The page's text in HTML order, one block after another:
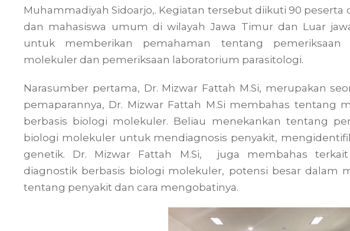
Muhammadiyah Sidoarjo,. Kegiatan tersebut diikuti 90 peserta
dan mahasiswa umum di wilayah Jawa Timur dan Luar
untuk memberikan pemahaman tentang pemeriksaan
molekuler dan pemeriksaan laboratorium parasitologi.
Narasumber pertama, Dr. Mizwar Fattah M.Si, merupakan
pemaparannya, Dr. Mizwar Fattah M.Si membahas tentang
berbasis biologi molekuler. Beliau menekankan tentang
biologi molekuler untuk mendiagnosis penyakit,
genetik. Dr. Mizwar Fattah M.Si, juga membahas terkait
diagnostik berbasis biologi molekuler, potensi besar dalam
tentang penyakit dan cara mengobatinya.